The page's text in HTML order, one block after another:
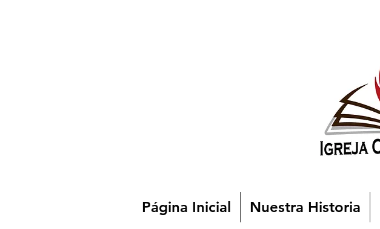
Página Inicial Nuestra Historia